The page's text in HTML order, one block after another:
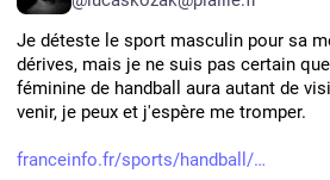
Je déteste le sport masculin pour sa
dérives, mais je ne suis pas certain
féminine de handball aura autant de
venir, je peux et j'espère me tromper.
franceinfo.fr/sports/handball/